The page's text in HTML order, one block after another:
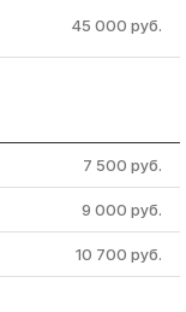
45 000 руб.
7 500 руб.
9 000 руб.
10 700 руб.